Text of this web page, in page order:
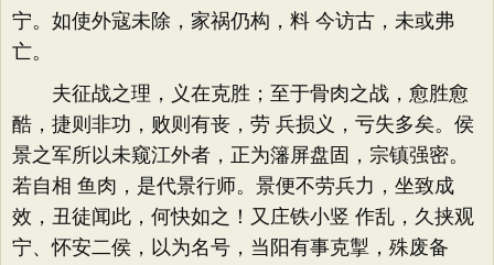
宁。如使外寇未除，家祸仍构，料 今访古，未或弗
亡。
夫征战之理，义在克胜；至于骨肉之战，愈胜愈
酷，捷则非功，败则有丧，劳 兵损义，亏失多矣。侯
景之军所以未窥江外者，正为籓屏盘固，宗镇强密。
若自相 鱼肉，是代景行师。景便不劳兵力，坐致成
效，丑徒闻此，何快如之！又庄铁小竖 作乱，久挟观
宁、怀安二侯，以为名号，当阳有事克掣，殊废备